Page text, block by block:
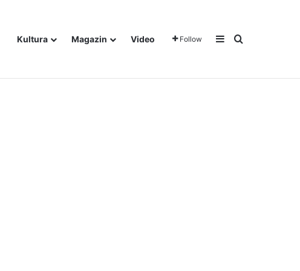
Kultura Magazin Video Follow Sidebar
Traži